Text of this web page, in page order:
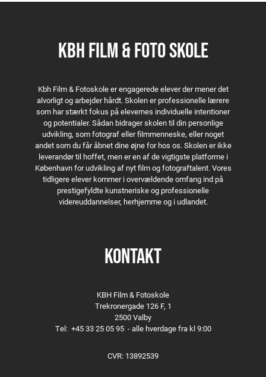
Apart 3:2KBH FILM & FOTO SKOLE
Kbh Film & Fotoskole er engagerede elever der mener det
alvorligt og arbejder hårdt. Skolen er professionelle lærere
som har stærkt fokus på elevernes individuelle intentioner
og potentialer. Sådan bidrager skolen til din personlige
udvikling, som fotograf eller filmmenneske, eller noget
andet som du får åbnet dine øjne for hos os. Skolen er ikke
leverandør til hoffet, men er en af de vigtigste platforme i
København for udvikling af nyt film og fotograftalent. Vores
tidligere elever kommer i overvældende omfang ind på
prestigefyldte kunstneriske og professionelle
videreuddannelser, herhjemme og i udlandet.
KONTAKT
KBH Film & Fotoskole
Trekronergade 126 F, 1
2500 Valby
Tel: +45 33 25 05 95- alle hverdage fra kl 9:00
CVR: 13892539